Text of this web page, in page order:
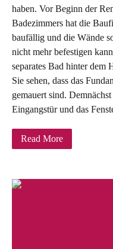
haben. Vor Beginn der
Badezimmers hat die
baufällig und die Wände
nicht mehr befestigen
separates Bad hinter dem
Sie sehen, dass das
gemauert sind.
Eingangstür und das
Read More